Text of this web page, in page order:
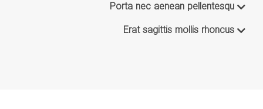
Porta nec aenean pellentesqu
Erat sagittis mollis rhoncus